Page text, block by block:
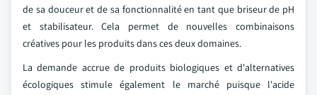
de sa douceur et de sa fonctionnalité en tant que briseur de pH
et stabilisateur. Cela permet de nouvelles combinaisons
créatives pour les produits dans ces deux domaines.
La demande accrue de produits biologiques et d'alternatives
écologiques stimule également le marché puisque l'acide